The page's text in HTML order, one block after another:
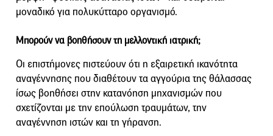
μοναδικό για πολυκύτταρο οργανισμό.
Μπορούν να βοηθήσουν τη μελλοντική ιατρική;
Οι επιστήμονες πιστεύουν ότι η εξαιρετική ικανότητα
αναγέννησης που διαθέτουν τα αγγούρια της θάλασσας
ίσως βοηθήσει στην κατανόηση μηχανισμών που
σχετίζονται με την επούλωση τραυμάτων, την
αναγέννηση ιστών και τη γήρανση.